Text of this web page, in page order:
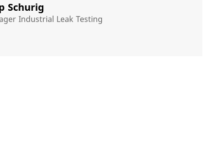
Schurig
Industrial Leak Testing